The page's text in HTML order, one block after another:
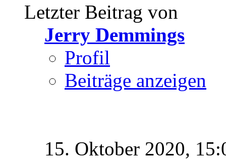
Letzter Beitrag von
Jerry Demmings
Profil
Beiträge anzeigen
15. Oktober 2020,